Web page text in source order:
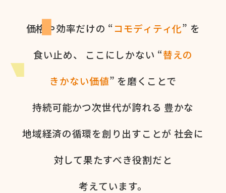
価格や​効率だけの​ “コモディティ化” を​
食い​止め、
ここに​しかない​ “替えの​
きかない​価値” を​磨く​ことで
持続可能かつ次世代が​誇れる 豊かな​
地域経済の​循環を​創り出すことが 社会に​
対して​果た​すべき役割だと​
考えています。​